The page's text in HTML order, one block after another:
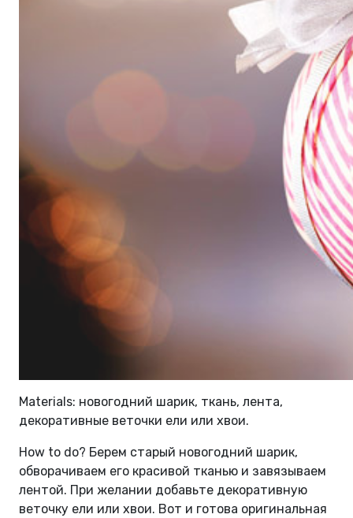
Materials: новогодний шарик, ткань, лента,
декоративные веточки ели или хвои.
How to do? Берем старый новогодний шарик,
обворачиваем его красивой тканью и завязываем
лентой. При желании добавьте декоративную
веточку ели или хвои. Вот и готова оригинальная